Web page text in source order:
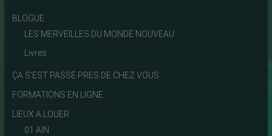
BLOGUE
LES MERVEILLES DU MONDE NOUVEAU
Livres
ÇA S'EST PASSÉ PRES DE CHEZ VOUS
FORMATIONS EN LIGNE
LIEUX A LOUER
01 AIN